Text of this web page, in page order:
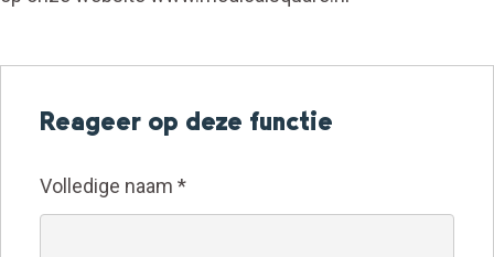
Reageer op deze functie
Volledige naam *